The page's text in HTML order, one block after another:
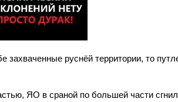
захваченные руснёй территории, то
ЯО в сраной по большей части